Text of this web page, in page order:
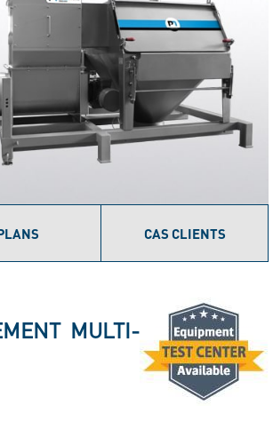
CAS CLIENTS
MULTI-